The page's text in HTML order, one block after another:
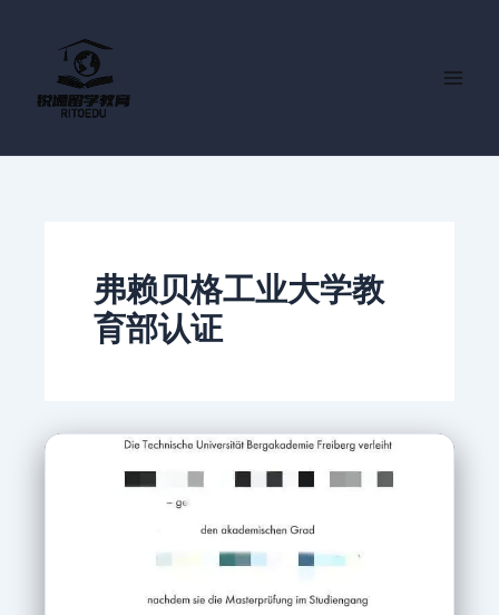
弗赖贝格工业大学教
育部认证